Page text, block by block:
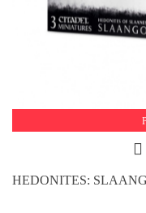
HEDONITES: